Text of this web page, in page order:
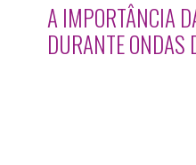
A IMPORTÂNCIA
DURANTE ONDAS